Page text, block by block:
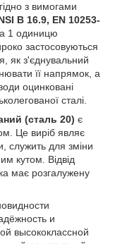
з вимогами
B 16.9, EN 10253-
1 одиницю
застосовуються
як з'єднувальний
її напрямок, а
оцинковані
сталі.
(сталь 20) є
Це виріб являє
служить для зміни
кутом. Відвід
має розгалужену
и
высококлассной